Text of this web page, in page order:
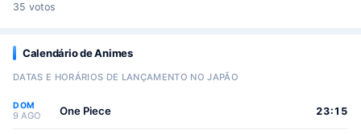
35 votos
Calendário de Animes
DATAS E HORÁRIOS DE LANÇAMENTO NO JAPÃO
DOM
9 AGO One Piece 23:15